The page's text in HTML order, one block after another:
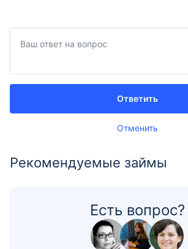
Отменить
Ответить
Рекомендуемые займы
Есть вопрос?